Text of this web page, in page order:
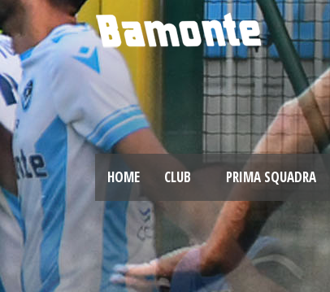
HOME CLUB PRIMA SQUADRA